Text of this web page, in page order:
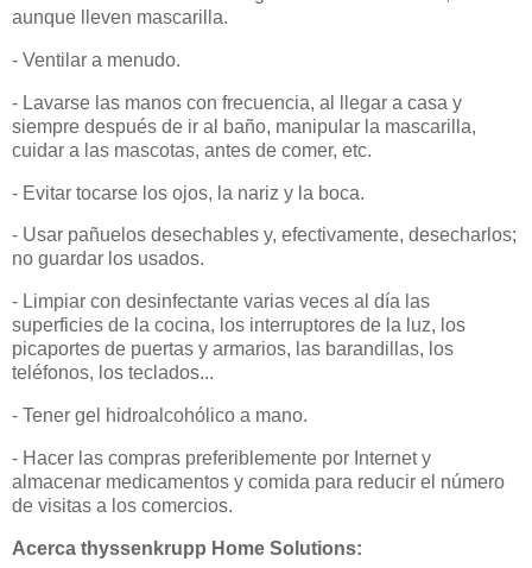
aunque lleven mascarilla.
- Ventilar a menudo.
- Lavarse las manos con frecuencia, al llegar a casa y
siempre después de ir al baño, manipular la mascarilla,
cuidar a las mascotas, antes de comer, etc.
- Evitar tocarse los ojos, la nariz y la boca.
- Usar pañuelos desechables y, efectivamente, desecharlos;
no guardar los usados.
- Limpiar con desinfectante varias veces al día las
superficies de la cocina, los interruptores de la luz, los
picaportes de puertas y armarios, las barandillas, los
teléfonos, los teclados...
- Tener gel hidroalcohólico a mano.
- Hacer las compras preferiblemente por Internet y
almacenar medicamentos y comida para reducir el número
de visitas a los comercios.
Acerca thyssenkrupp Home Solutions: